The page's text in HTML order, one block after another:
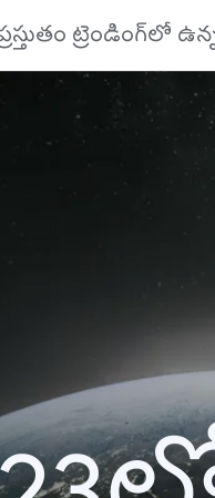
ట్రెండింగ్‌లో